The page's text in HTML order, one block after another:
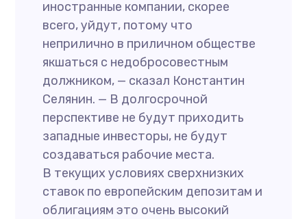
иностранные компании, скорее
всего, уйдут, потому что
неприлично в приличном обществе
якшаться с недобросовестным
должником, — сказал Константин
Селянин. — В долгосрочной
перспективе не будут приходить
западные инвесторы, не будут
создаваться рабочие места.
В текущих условиях сверхнизких
ставок по европейским депозитам и
облигациям это очень высокий